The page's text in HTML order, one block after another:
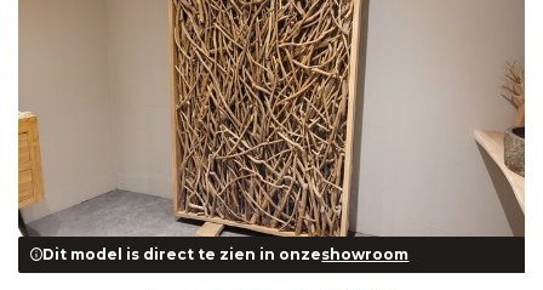
Dit model is direct te zien in onzeshowroom